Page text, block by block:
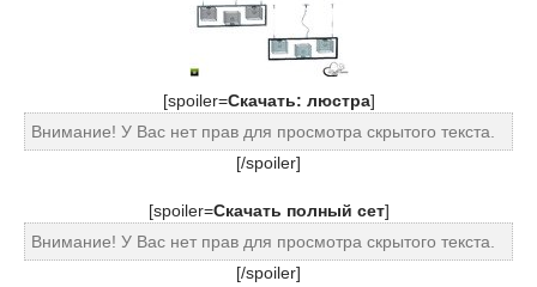
[spoiler=Cкачать: люстра]
Внимание! У Вас нет прав для просмотра скрытого текста.
[/spoiler]
[spoiler=Скачать полный сет]
Внимание! У Вас нет прав для просмотра скрытого текста.
[/spoiler]